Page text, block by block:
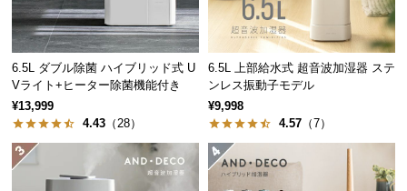
て
搬
入
経
路
に
つ
6.5L ダブル除菌 ハイブリッド式 U
Vライト+ヒーター除菌機能付き
¥13,999
4.43 （28）
6.5L 上部給水式 超音波加湿器 ステ
ンレス振動子モデル
¥9,998
4.57 （7）